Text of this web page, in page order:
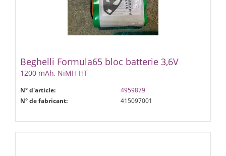
Beghelli Formula65 bloc batterie 3,6V
1200 mAh, NiMH HT
N° d'article:
4959879
N° de fabricant:
415097001